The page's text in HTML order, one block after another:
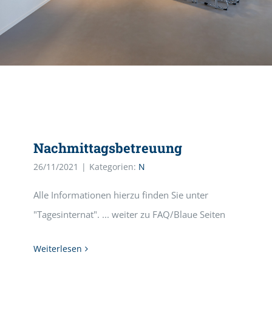
Nachmittagsbetreuung
26/11/2021 | Kategorien: N
Alle Informationen hierzu finden Sie unter
"Tagesinternat". ... weiter zu FAQ/Blaue Seiten
Weiterlesen